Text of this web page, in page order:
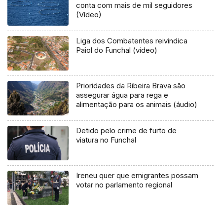
conta com mais de mil seguidores
(Vídeo)
Liga dos Combatentes reivindica
Paiol do Funchal (vídeo)
Prioridades da Ribeira Brava são
assegurar água para rega e
alimentação para os animais (áudio)
Detido pelo crime de furto de
viatura no Funchal
Ireneu quer que emigrantes possam
votar no parlamento regional